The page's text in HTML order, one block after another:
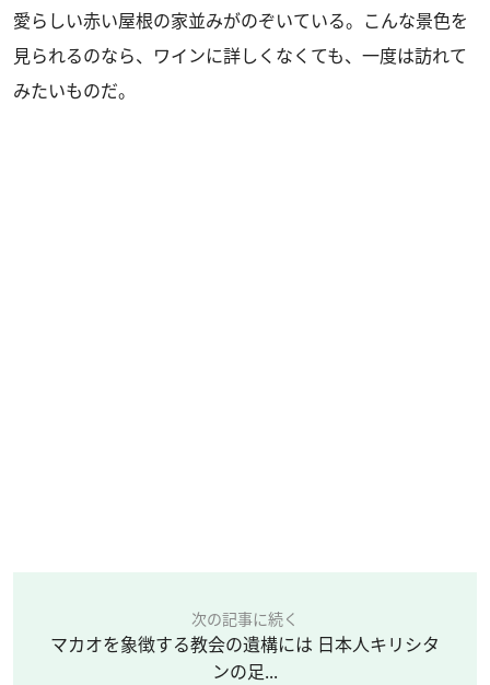
愛らしい赤い屋根の家並みがのぞいている。こんな景色を
見られるのなら、ワインに詳しくなくても、一度は訪れて
みたいものだ。
次の記事に続く
マカオを象徴する教会の遺構には 日本人キリシタ
ンの足...